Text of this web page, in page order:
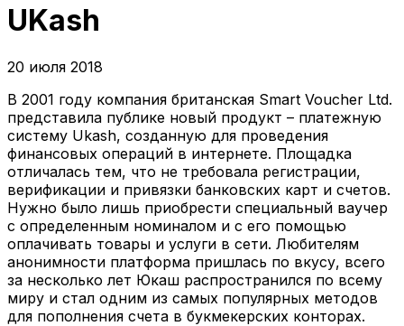
UKash
20 июля 2018
В 2001 году компания британская Smart Voucher Ltd.
представила публике новый продукт – платежную
систему Ukash, созданную для проведения
финансовых операций в интернете. Площадка
отличалась тем, что не требовала регистрации,
верификации и привязки банковских карт и счетов.
Нужно было лишь приобрести специальный ваучер
с определенным номиналом и с его помощью
оплачивать товары и услуги в сети. Любителям
анонимности платформа пришлась по вкусу, всего
за несколько лет Юкаш распространился по всему
миру и стал одним из самых популярных методов
для пополнения счета в букмекерских конторах.